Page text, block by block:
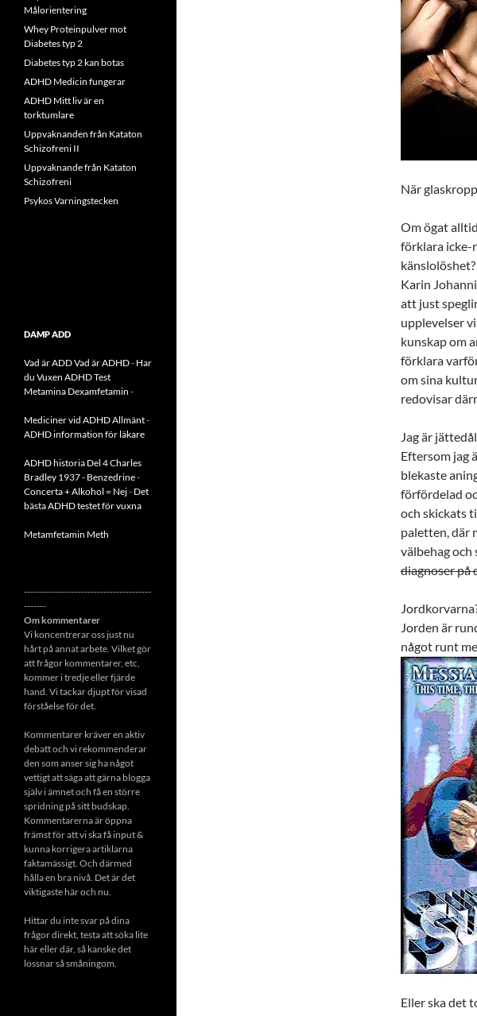
När
Om ögat
förklara icke-
känslolöshet?
Karin
att just
upplevelser
kunskap om
förklara
om sina
redovisar
Jag är
Eftersom jag
blekaste
förfördelad
och skickats
paletten, där
välbehag
diagnoser på
Jorden är
något runt
Eller ska det
Målorientering
Whey Proteinpulver mot
Diabetes typ 2
Diabetes typ 2 kan botas
ADHD Medicin fungerar
ADHD Mitt liv är en
torktumlare
Uppvaknanden från Kataton
Schizofreni II
Uppvaknande från Kataton
Schizofreni
Psykos Varningstecken
DAMP ADD
Vad är ADDVad är ADHD- Har
du Vuxen ADHD Test
Metamina Dexamfetamin -
Mediciner vid ADHD Allmänt-
ADHD information för läkare
ADHD historia Del 4 Charles
Bradley 1937 - Benzedrine-
Concerta + Alkohol = Nej- Det
bästa ADHD testet för vuxna
Metamfetamin Meth
----------------------------------------
-------
Om kommentarer
Vi koncentrerar oss just nu
hårt på annat arbete. Vilket gör
att frågor kommentarer, etc,
kommer i tredje eller fjärde
hand. Vi tackar djupt för visad
förståelse för det.
Kommentarer kräver en aktiv
debatt och vi rekommenderar
den som anser sig ha något
vettigt att säga att gärna blogga
själv i ämnet och få en större
spridning på sitt budskap.
Kommentarerna är öppna
främst för att vi ska få input &
kunna korrigera artiklarna
faktamässigt. Och därmed
hålla en bra nivå. Det är det
viktigaste här och nu.
Hittar du inte svar på dina
frågor direkt, testa att söka lite
här eller där, så kanske det
lossnar så småningom.